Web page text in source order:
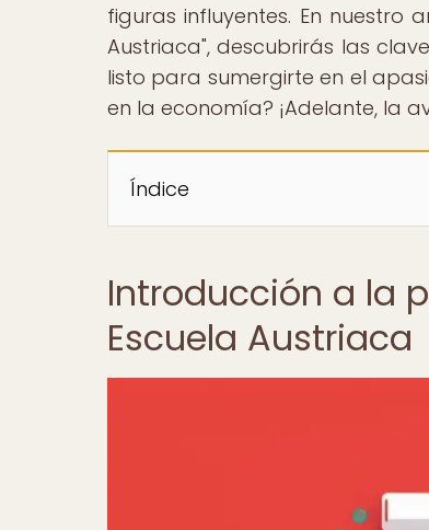
figuras influyentes. En nuestro
Austriaca", descubrirás las
listo para sumergirte en el
en la economía? ¡Adelante, la
Índice
Introducción a la
Escuela Austriaca